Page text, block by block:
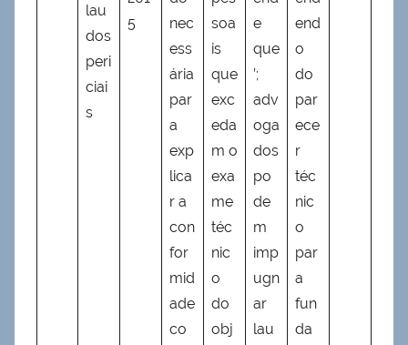
lau
dos
peri
ciai
s
5
nec
ess
ária
par
a
exp
lica
r a
con
for
mid
ade
co
soa
is
que
exc
eda
m o
exa
me
téc
nic
o
do
obj
e
que
’;
adv
oga
dos
po
de
m
imp
ugn
ar
lau
end
o
do
par
ece
r
téc
nic
o
par
a
fun
da